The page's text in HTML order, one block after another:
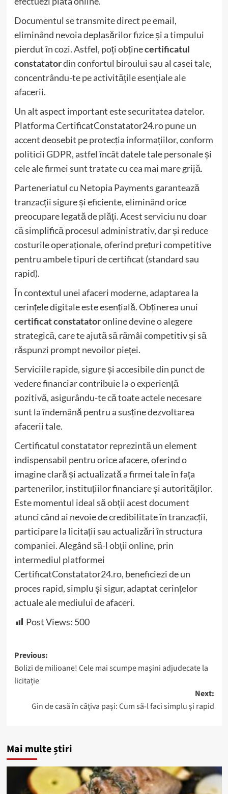
Documentul se transmite direct pe email,
eliminând nevoia deplasărilor fizice și a timpului
pierdut în cozi. Astfel, poți obținecertificatul
constatatordin confortul biroului sau al casei tale,
concentrându-te pe activitățile esențiale ale
afacerii.
Un alt aspect important este securitatea datelor.
Platforma CertificatConstatator24.ro pune un
accent deosebit pe protecția informațiilor, conform
politicii GDPR, astfel încât datele tale personale și
cele ale firmei sunt tratate cu cea mai mare grijă.
Parteneriatul cu Netopia Payments garantează
tranzacții sigure și eficiente, eliminând orice
preocupare legată de plăți. Acest serviciu nu doar
că simplifică procesul administrativ, dar și reduce
costurile operaționale, oferind prețuri competitive
pentru ambele tipuri de certificat (standard sau
rapid).
În contextul unei afaceri moderne, adaptarea la
cerințele digitale este esențială. Obținerea unui
certificat constatatoronline devine o alegere
strategică, care te ajută să rămâi competitiv și să
răspunzi prompt nevoilor pieței.
Serviciile rapide, sigure și accesibile din punct de
vedere financiar contribuie la o experiență
pozitivă, asigurându-te că toate actele necesare
sunt la îndemână pentru a susține dezvoltarea
afacerii tale.
Certificatul constatator reprezintă un element
indispensabil pentru orice afacere, oferind o
imagine clară și actualizată a firmei tale în fața
partenerilor, instituțiilor financiare și autorităților.
Este momentul ideal să obții acest document
atunci când ai nevoie de credibilitate în tranzacții,
participare la licitații sau actualizări în structura
companiei. Alegând să-l obții online, prin
intermediul platformei
CertificatConstatator24.ro, beneficiezi de un
proces rapid, simplu și sigur, adaptat cerințelor
actuale ale mediului de afaceri.
Post Views: 500
Post
navigation
Previous:
Bolizi de milioane! Cele mai scumpe mașini adjudecate la
licitație
Next:
Gin de casă în câțiva pași: Cum să-l faci simplu și rapid
Mai multe știri